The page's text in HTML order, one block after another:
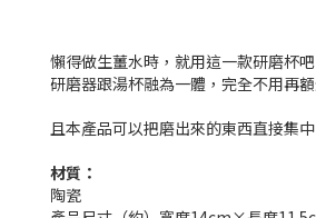
懶得做生薑水時，就用這一款研磨杯吧
研磨器跟湯杯融為一體，完全不用再
且本產品可以把磨出來的東西直接集
材質：
陶瓷